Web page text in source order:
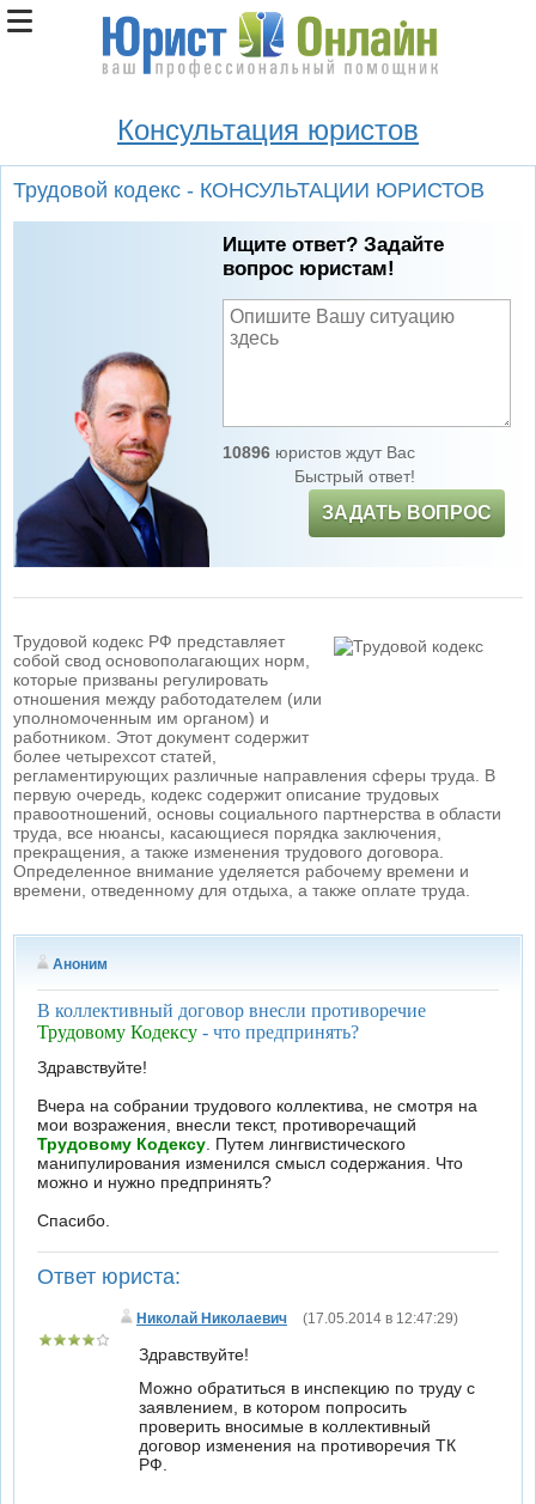
Консультация юристов
Трудовой кодекс - КОНСУЛЬТАЦИИ ЮРИСТОВ
Ищите ответ? Задайте
вопрос юристам!
10896юристов ждут Вас
Быстрый ответ!
ЗАДАТЬ ВОПРОС
Трудовой кодекс РФ представляет
собой свод основополагающих норм,
которые призваны регулировать
отношения между работодателем (или
уполномоченным им органом) и
работником. Этот документ содержит
более четырехсот статей,
регламентирующих различные направления сферы труда. В
первую очередь, кодекс содержит описание трудовых
правоотношений, основы социального партнерства в области
труда, все нюансы, касающиеся порядка заключения,
прекращения, а также изменения трудового договора.
Определенное внимание уделяется рабочему времени и
времени, отведенному для отдыха, а также оплате труда.
Аноним
В коллективный договор внесли противоречие
Трудовому Кодексу - что предпринять?
Здравствуйте!
Вчера на собрании трудового коллектива, не смотря на
мои возражения, внесли текст, противоречащий
Трудовому Кодексу . Путем лингвистического
манипулирования изменился смысл содержания. Что
можно и нужно предпринять?
Спасибо.
Ответ юриста:
Николай Николаевич (17.05.2014 в 12:47:29)
Здравствуйте!
Можно обратиться в инспекцию по труду с
заявлением, в котором попросить
проверить вносимые в коллективный
договор изменения на противоречия ТК
РФ.